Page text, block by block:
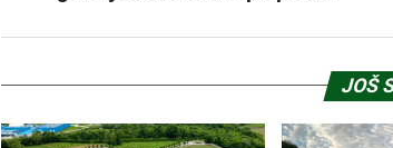
JOŠ